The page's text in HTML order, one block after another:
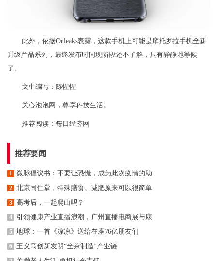
此外，依据Onleaks表露，这款手机上可能是摩托罗拉手机全新
升级产品系列，最终发布时间现阶段还不了解，只有静静地等候
了。
文中编写：陈惺惺
关心泡泡网，尊享科技生活。
推荐阅读： 每日经济网
推荐要闻
1 微脉倡议书：不要让恐慌，成为此次疫情的助
2 北京同仁堂，特殊膳食。减肥原来可以很简单
3 高考后，一起爬山吗？
4 引领健康产业直播浪潮，广州直播电商展与康
5 地球：一首《凉凉》送给在座76亿朋友们
6 王义高创新发明“全茶制造”产业链